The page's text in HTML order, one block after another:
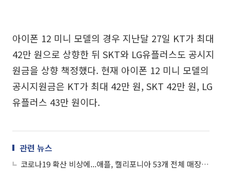
아이폰 12 미니 모델의 경우 지난달 27일 KT가 최대
42만 원으로 상향한 뒤 SKT와 LG유플러스도 공시지
원금을 상향 책정했다. 현재 아이폰 12 미니 모델의
공시지원금은 KT가 최대 42만 원, SKT 42만 원, LG
유플러스 43만 원이다.
관련 뉴스
코로나19 확산 비상에...애플, 캘리포니아 53개 전체 매장 폐쇄